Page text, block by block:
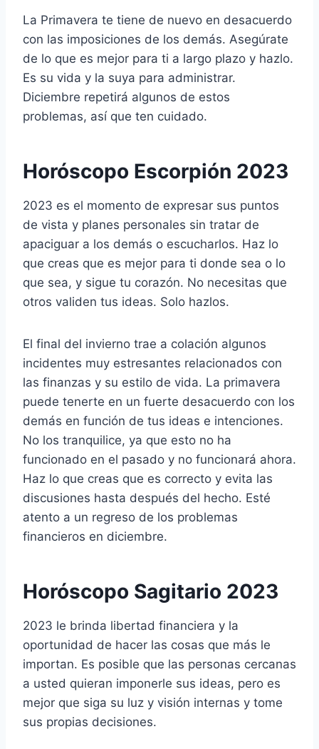
La Primavera te tiene de nuevo en desacuerdo
con las imposiciones de los demás. Asegúrate
de lo que es mejor para ti a largo plazo y hazlo.
Es su vida y la suya para administrar.
Diciembre repetirá algunos de estos
problemas, así que ten cuidado.
Horóscopo Escorpión 2023
2023 es el momento de expresar sus puntos
de vista y planes personales sin tratar de
apaciguar a los demás o escucharlos. Haz lo
que creas que es mejor para ti donde sea o lo
que sea, y sigue tu corazón. No necesitas que
otros validen tus ideas. Solo hazlos.
El final del invierno trae a colación algunos
incidentes muy estresantes relacionados con
las finanzas y su estilo de vida. La primavera
puede tenerte en un fuerte desacuerdo con los
demás en función de tus ideas e intenciones.
No los tranquilice, ya que esto no ha
funcionado en el pasado y no funcionará ahora.
Haz lo que creas que es correcto y evita las
discusiones hasta después del hecho. Esté
atento a un regreso de los problemas
financieros en diciembre.
Horóscopo Sagitario 2023
2023 le brinda libertad financiera y la
oportunidad de hacer las cosas que más le
importan. Es posible que las personas cercanas
a usted quieran imponerle sus ideas, pero es
mejor que siga su luz y visión internas y tome
sus propias decisiones.